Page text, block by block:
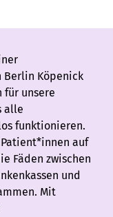
Berlin Köpenick
für unsere
alle
funktionieren.
auf
Fäden zwischen
und
Mit